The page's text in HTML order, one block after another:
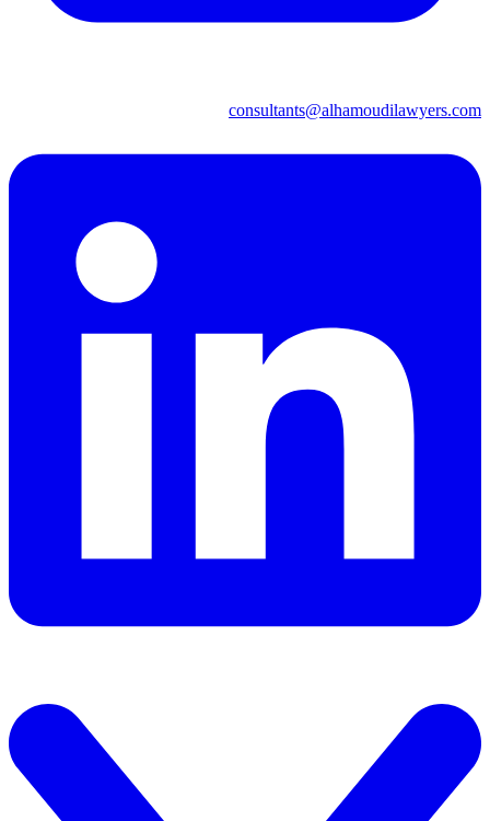
consultants@alhamoudilawyers.com